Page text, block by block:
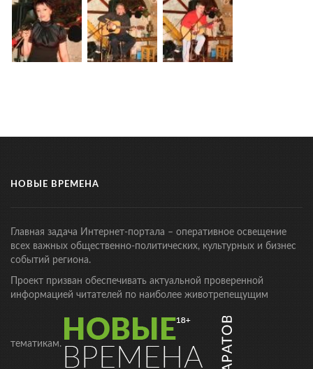
НОВЫЕ ВРЕМЕНА
Главная задача Интернет-портала – оперативное освещение
всех важных общественно-политических, культурных и бизнес
событий региона.
Проект призван обеспечивать актуальной проверенной
информацией читателей по наиболее животрепещущим
тематикам.